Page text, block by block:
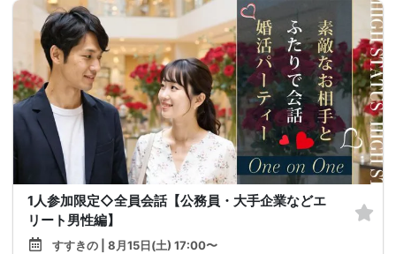
1人参加限定◇全員会話【公務員・大手企業などエ
リート男性編】
すすきの | 8月15日(土) 17:00〜